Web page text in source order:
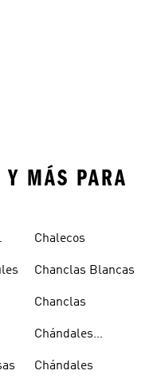
Y MÁS PARA
Chalecos
Chanclas Blancas
Chanclas
Chándales
Chándales